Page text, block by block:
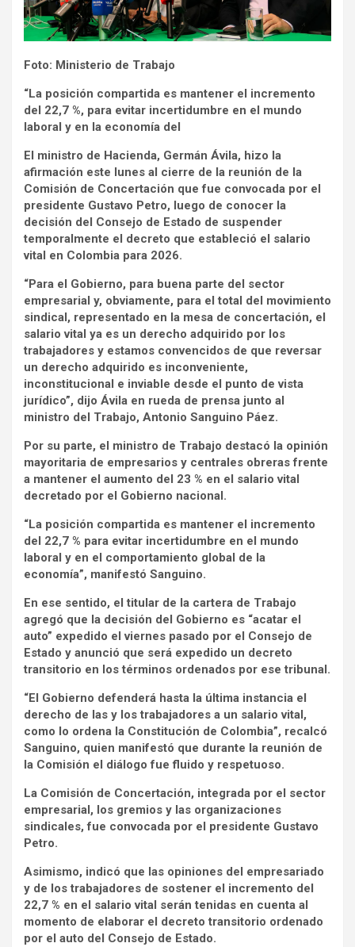
Foto: Ministerio de Trabajo
“La posición compartida es mantener el incremento
del 22,7 %, para evitar incertidumbre en el mundo
laboral y en la economía del
El ministro de Hacienda, Germán Ávila, hizo la
afirmación este lunes al cierre de la reunión de la
Comisión de Concertación que fue convocada por el
presidente Gustavo Petro, luego de conocer la
decisión del Consejo de Estado de suspender
temporalmente el decreto que estableció el salario
vital en Colombia para 2026.
“Para el Gobierno, para buena parte del sector
empresarial y, obviamente, para el total del movimiento
sindical, representado en la mesa de concertación, el
salario vital ya es un derecho adquirido por los
trabajadores y estamos convencidos de que reversar
un derecho adquirido es inconveniente,
inconstitucional e inviable desde el punto de vista
jurídico”, dijo Ávila en rueda de prensa junto al
ministro del Trabajo, Antonio Sanguino Páez.
Por su parte, el ministro de Trabajo destacó la opinión
mayoritaria de empresarios y centrales obreras frente
a mantener el aumento del 23 % en el salario vital
decretado por el Gobierno nacional.
“La posición compartida es mantener el incremento
del 22,7 % para evitar incertidumbre en el mundo
laboral y en el comportamiento global de la
economía”, manifestó Sanguino.
En ese sentido, el titular de la cartera de Trabajo
agregó que la decisión del Gobierno es “acatar el
auto” expedido el viernes pasado por el Consejo de
Estado y anunció que será expedido un decreto
transitorio en los términos ordenados por ese tribunal.
“El Gobierno defenderá hasta la última instancia el
derecho de las y los trabajadores a un salario vital,
como lo ordena la Constitución de Colombia”, recalcó
Sanguino, quien manifestó que durante la reunión de
la Comisión el diálogo fue fluido y respetuoso.
La Comisión de Concertación, integrada por el sector
empresarial, los gremios y las organizaciones
sindicales, fue convocada por el presidente Gustavo
Petro.
Asimismo, indicó que las opiniones del empresariado
y de los trabajadores de sostener el incremento del
22,7 % en el salario vital serán tenidas en cuenta al
momento de elaborar el decreto transitorio ordenado
por el auto del Consejo de Estado.